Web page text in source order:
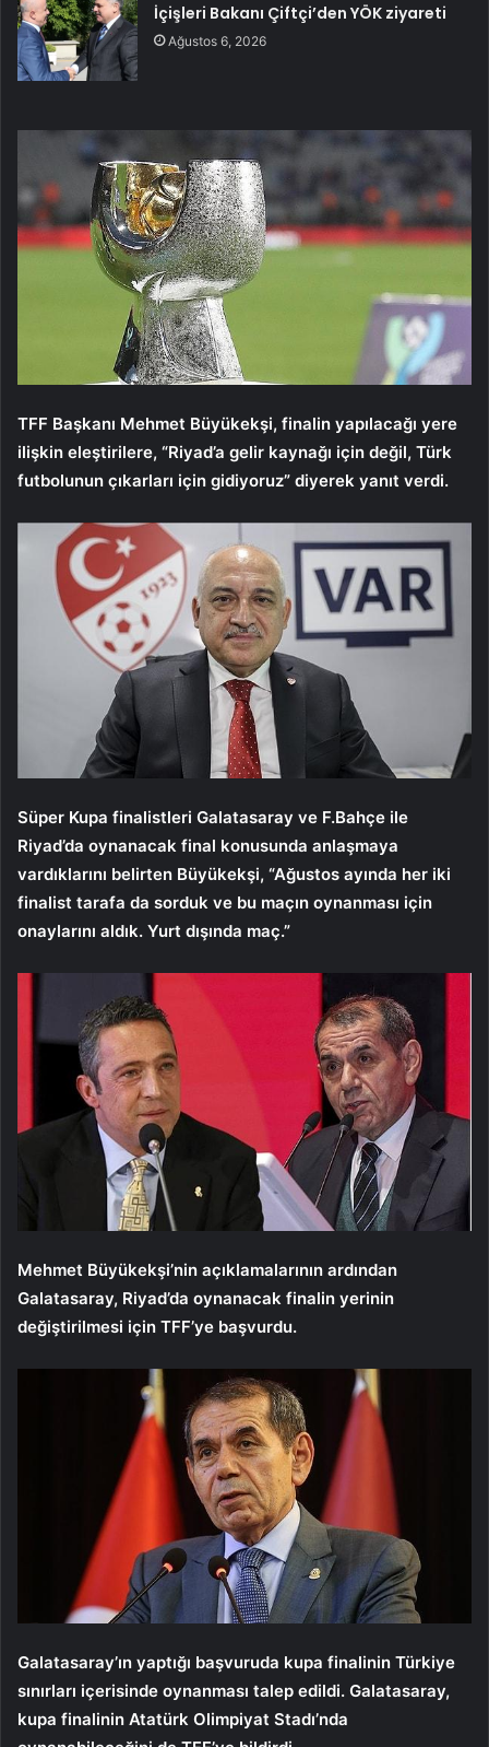
İçişleri Bakanı Çiftçi’den YÖK ziyareti
Ağustos 6, 2026
TFF Başkanı Mehmet Büyükekşi, finalin yapılacağı yere
ilişkin eleştirilere, “Riyad’a gelir kaynağı için değil, Türk
futbolunun çıkarları için gidiyoruz” diyerek yanıt verdi.
Süper Kupa finalistleri Galatasaray ve F.Bahçe ile
Riyad’da oynanacak final konusunda anlaşmaya
vardıklarını belirten Büyükekşi, “Ağustos ayında her iki
finalist tarafa da sorduk ve bu maçın oynanması için
onaylarını aldık. Yurt dışında maç.”
Mehmet Büyükekşi’nin açıklamalarının ardından
Galatasaray, Riyad’da oynanacak finalin yerinin
değiştirilmesi için TFF’ye başvurdu.
Galatasaray’ın yaptığı başvuruda kupa finalinin Türkiye
sınırları içerisinde oynanması talep edildi. Galatasaray,
kupa finalinin Atatürk Olimpiyat Stadı’nda